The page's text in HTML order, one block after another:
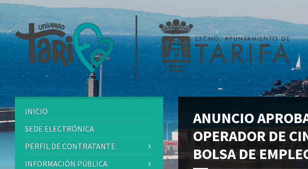
ANUNCIO
OPERADOR DE
BOLSA DE
INICIO
SEDE ELECTRÓNICA
PERFIL DE CONTRATANTE
INFORMACIÓN PÚBLICA